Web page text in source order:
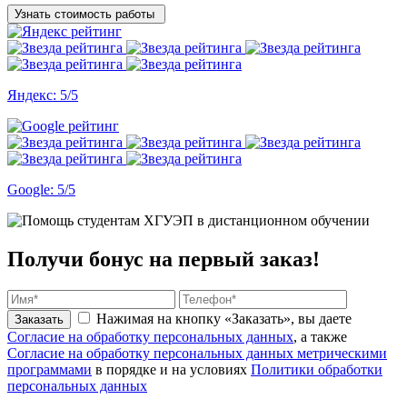
Узнать стоимость работы
Яндекс: 5/5
Google: 5/5
Получи бонус на первый заказ!
Заказать
Нажимая на кнопку «Заказать», вы даете
Согласие на обработку персональных данных, а также
Согласие на обработку персональных данных метрическими
программами в порядке и на условиях Политики обработки
персональных данных